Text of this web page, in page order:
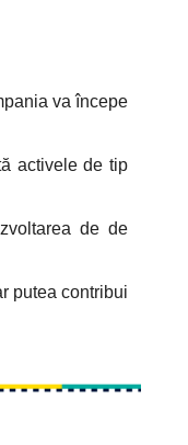
va începe
activele de tip
de de
putea contribui